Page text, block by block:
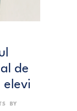
de
elevi
BY